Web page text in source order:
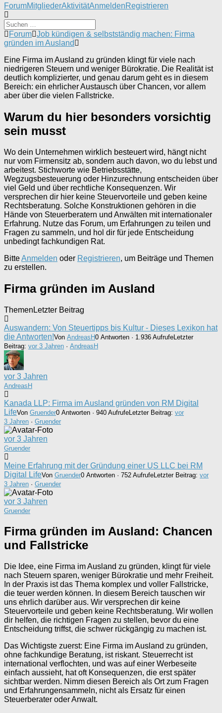
Forum-
Navigation
ForumMitgliederAktivitätAnmeldenRegistrieren
Forum-
Breadcrumbs
Du
bist
hier:
Forum Job kündigen & selbstständig machen: Firma
gründen im Ausland
Eine Firma im Ausland zu gründen klingt für viele nach
niedrigeren Steuern und weniger Bürokratie. Die Realität ist
deutlich komplizierter, und genau darum geht es in diesem
Bereich: ein ehrlicher Austausch über Chancen, vor allem
aber über die vielen Fallstricke.
Warum du hier besonders vorsichtig
sein musst
Wo dein Unternehmen wirklich besteuert wird, hängt nicht
nur vom Firmensitz ab, sondern auch davon, wo du lebst und
arbeitest. Stichworte wie Betriebsstätte,
Wegzugsbesteuerung oder Hinzurechnung entscheiden über
viel Geld und über rechtliche Konsequenzen. Wir
versprechen dir hier keine Steuervorteile und geben keine
Rechtsberatung. Solche Konstruktionen gehören in die
Hände von Steuerberatern und Anwälten mit internationaler
Erfahrung. Nutze das Forum, um Erfahrungen zu teilen und
Fragen zu sammeln, und hol dir für jede Entscheidung
unbedingt fachkundigen Rat.
BitteAnmelden oder Registrieren, um Beiträge und Themen
zu erstellen.
Firma gründen im Ausland
Themen Letzter Beitrag
Auswandern: Von Steuertipps bis Kultur - Dieses Lexikon hat
die Antworten!Von AndreasH0 Antworten · 1.936 AufrufeLetzter
Beitrag: vor 3 Jahren · AndreasH
vor 3 Jahren
AndreasH
Kanada LLP: Firma im Ausland gründen von RM Digital
LifeVon Gruender0 Antworten · 940 AufrufeLetzter Beitrag: vor
3 Jahren · Gruender
vor 3 Jahren
Gruender
Meine Erfahrung mit der Gründung einer US LLC bei RM
Digital LifeVon Gruender0 Antworten · 752 AufrufeLetzter Beitrag: vor
3 Jahren · Gruender
vor 3 Jahren
Gruender
Firma gründen im Ausland: Chancen
und Fallstricke
Die Idee, eine Firma im Ausland zu gründen, klingt für viele
nach Steuern sparen, weniger Bürokratie und mehr Freiheit.
In der Praxis ist das Thema komplex und voller Fallstricke,
die teuer werden können. In diesem Bereich tauschen wir
uns ehrlich darüber aus. Wir versprechen dir keine
Steuervorteile und geben keine Rechtsberatung. Wir wollen
dir helfen, die richtigen Fragen zu stellen, bevor du eine
Entscheidung triffst, die schwer rückgängig zu machen ist.
Das Wichtigste zuerst: Eine Firma im Ausland zu gründen,
ohne fachkundige Beratung, ist riskant. Steuerrecht ist
international verflochten, und was auf einer Werbeseite
einfach aussieht, hat oft Konsequenzen, die erst später
sichtbar werden. Nimm diesen Bereich als Ort zum Fragen
und Erfahrungensammeln, nicht als Ersatz für einen
Steuerberater oder Anwalt.